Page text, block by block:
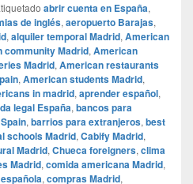
abrir cuenta en España,
de inglés, aeropuerto Barajas,
, alquiler temporal Madrid, American
community Madrid, American
Madrid, American restaurants
, American students Madrid,
in madrid, aprender español,
legal España, bancos para
, barrios para extranjeros, best
schools Madrid, Cabify Madrid,
Madrid, Chueca foreigners, clima
Madrid, comida americana Madrid,
, compras Madrid,